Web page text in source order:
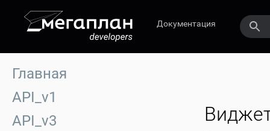
Документация
Главная
API_v1
API_v3